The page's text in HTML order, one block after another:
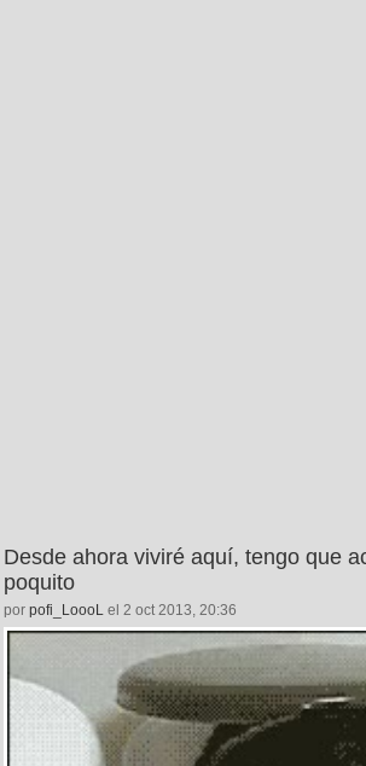
Desde ahora viviré aquí, tengo que
poquito
por pofi_LoooL el 2 oct 2013, 20:36